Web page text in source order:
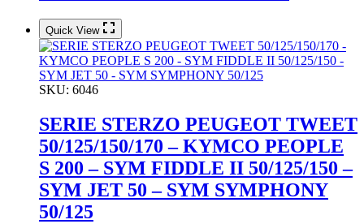
Quick View
SKU: 6046
SERIE STERZO PEUGEOT TWEET
50/125/150/170 – KYMCO PEOPLE
S 200 – SYM FIDDLE II 50/125/150 –
SYM JET 50 – SYM SYMPHONY
50/125